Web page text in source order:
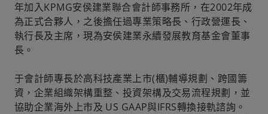
年加入KPMG安侯建業聯合會計師事務所，在2002年成
為正式合夥人，之後擔任過專業策略長、行政營運長、
執行長及主席，現為安侯建業永續發展教育基金會董事
長。
于會計師專長於高科技產業上市(櫃)輔導規劃、跨國籌
資，企業組織架構重整、投資架構及交易流程規劃，並
協助企業海外上市及 US GAAP與IFRS轉換接軌諮詢。